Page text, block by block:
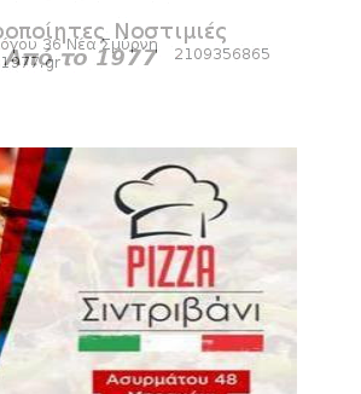
ΠΟΛΟ
HEADLINES
Έπεσε η αυλαία της
με όλη την επικαι...
August 04, 2026